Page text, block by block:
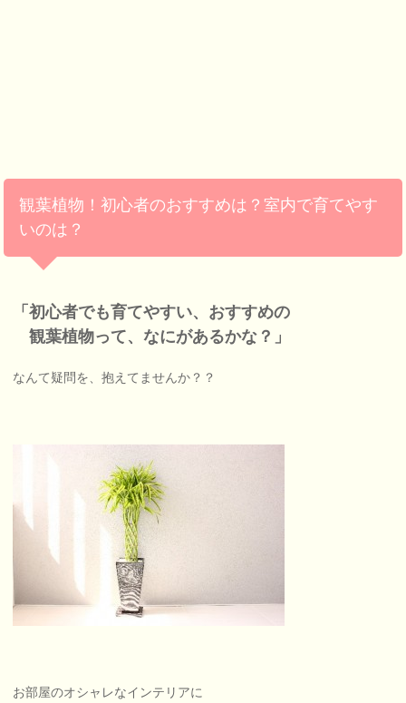
観葉植物！初心者のおすすめは？室内で育てやす
いのは？
「初心者でも育てやすい、おすすめの
観葉植物って、なにがあるかな？」
なんて疑問を、抱えてませんか？？
お部屋のオシャレなインテリアに